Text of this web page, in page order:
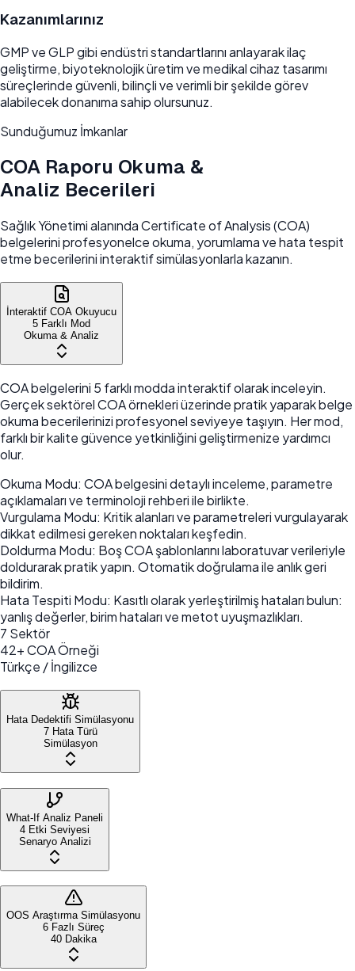
Kazanımlarınız
GMP ve GLP gibi endüstri standartlarını anlayarak ilaç
geliştirme, biyoteknolojik üretim ve medikal cihaz tasarımı
süreçlerinde güvenli, bilinçli ve verimli bir şekilde görev
alabilecek donanıma sahip olursunuz.
Sunduğumuz İmkanlar
COA Raporu Okuma &
Analiz Becerileri
Sağlık Yönetimi alanında Certificate of Analysis (COA)
belgelerini profesyonelce okuma, yorumlama ve hata tespit
etme becerilerini interaktif simülasyonlarla kazanın.
İnteraktif COA Okuyucu
5 Farklı Mod
Okuma & Analiz
COA belgelerini 5 farklı modda interaktif olarak inceleyin.
Gerçek sektörel COA örnekleri üzerinde pratik yaparak belge
okuma becerilerinizi profesyonel seviyeye taşıyın. Her mod,
farklı bir kalite güvence yetkinliğini geliştirmenize yardımcı
olur.
Okuma Modu: COA belgesini detaylı inceleme, parametre
açıklamaları ve terminoloji rehberi ile birlikte.
Vurgulama Modu: Kritik alanları ve parametreleri vurgulayarak
dikkat edilmesi gereken noktaları keşfedin.
Doldurma Modu: Boş COA şablonlarını laboratuvar verileriyle
doldurarak pratik yapın. Otomatik doğrulama ile anlık geri
bildirim.
Hata Tespiti Modu: Kasıtlı olarak yerleştirilmiş hataları bulun:
yanlış değerler, birim hataları ve metot uyuşmazlıkları.
7 Sektör
42+ COA Örneği
Türkçe / İngilizce
Hata Dedektifi Simülasyonu
7 Hata Türü
Simülasyon
What-If Analiz Paneli
4 Etki Seviyesi
Senaryo Analizi
OOS Araştırma Simülasyonu
6 Fazlı Süreç
40 Dakika